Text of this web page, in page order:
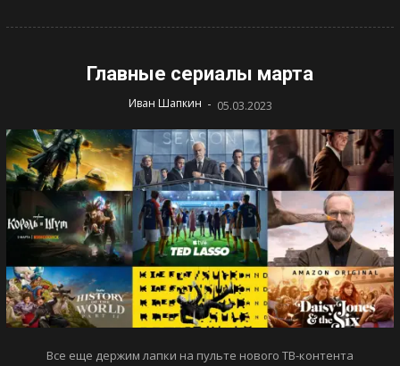
Главные сериалы марта
Иван Шапкин - 05.03.2023
Все еще держим лапки на пульте нового ТВ-контента